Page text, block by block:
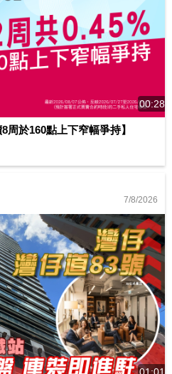
00:28
周於160點上下窄幅爭持】
7/8/2026